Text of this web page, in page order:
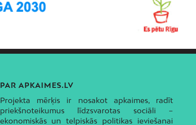
PAR APKAIMES.LV
Projekta mērķis ir nosakot apkaimes, radīt
priekšnoteikumus līdzsvarotas sociāli –
ekonomiskās un telpiskās politikas ieviešanai